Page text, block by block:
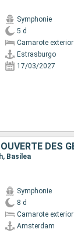
Symphonie
5 d
Camarote exterior
Estrasburgo
17/03/2027
Basilea
Symphonie
8 d
Camarote exterior
Amsterdam